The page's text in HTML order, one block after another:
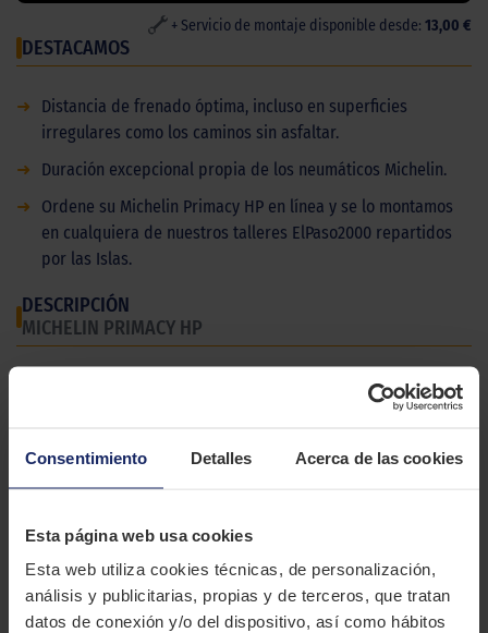
Consentimiento Detalles Acerca de las cookies
Esta página web usa cookies
Esta web utiliza cookies técnicas, de personalización,
análisis y publicitarias, propias y de terceros, que tratan
datos de conexión y/o del dispositivo, así como hábitos
+ Servicio de montaje disponible desde: 13,00 €
DESTACAMOS
➜
Distancia de frenado óptima, incluso en superficies
irregulares como los caminos sin asfaltar.
➜
Duración excepcional propia de los neumáticos Michelin.
➜
Ordene su Michelin Primacy HP en línea y se lo montamos
en cualquiera de nuestros talleres ElPaso2000 repartidos
por las Islas.
DESCRIPCIÓN
MICHELIN PRIMACY HP
El Michelin Primacy HP es un neumático todo tiempo para todo
CARACTERÍSTICAS TÉCNICAS
Marca
Modelo
PRIMACY HP
Estación
Verano